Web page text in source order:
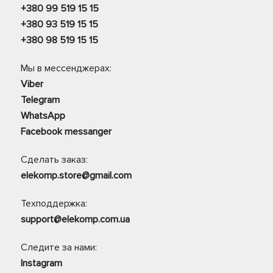
+380 99 519 15 15
+380 93 519 15 15
+380 98 519 15 15
Мы в мессенджерах:
Viber
Telegram
WhatsApp
Facebook messanger
Сделать заказ:
elekomp.store@gmail.com
Техподдержка:
support@elekomp.com.ua
Следите за нами:
Instagram